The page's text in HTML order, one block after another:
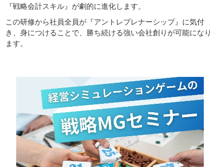
『戦略会計スキル』が劇的に進化します。
この研修から社員全員が『アントレプレナーシップ』に気付
き、身につけることで、勝ち続ける強い会社創りが可能になり
ます。